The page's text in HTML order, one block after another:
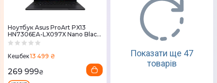
Ноутбук Asus ProArt PX13
HN7306EA-LX097X Nano Black
(90NB17X1-M00850)
Кешбек13 499 ₴
269 999₴
Показати ще 47
товарів